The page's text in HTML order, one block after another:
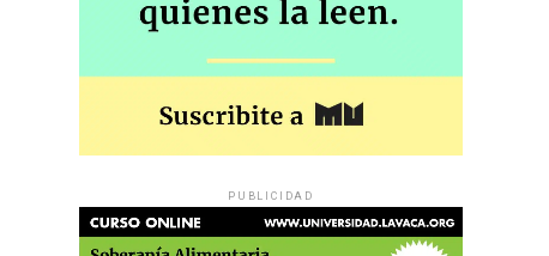
PUBLICIDAD